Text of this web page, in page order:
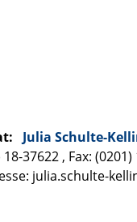
Julia Schulte-
18-37622 , Fax:
julia.schulte-